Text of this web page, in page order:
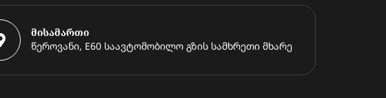
მისამართი
წეროვანი, E60 საავტომობილო გზის სამხრეთი მხარე